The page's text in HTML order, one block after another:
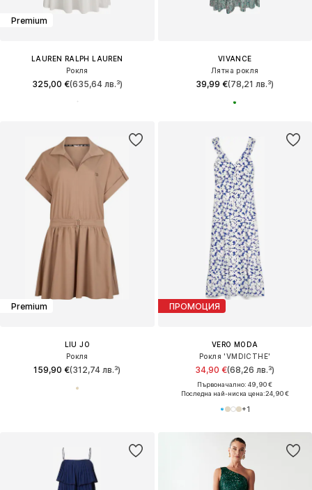
Premium
LAUREN RALPH LAUREN
Рокля
325,00 €(635,64 лв.³)
VIVANCE
Лятна рокля
39,99 €(78,21 лв.³)
Premium
LIU JO
Рокля
159,90 €(312,74 лв.³)
ПРОМОЦИЯ
VERO MODA
Рокля 'VMDICTHE'
34,90 €(68,26 лв.³)
Първоначално: 49,90 €
Последна най-ниска цена:24,90 €
+1